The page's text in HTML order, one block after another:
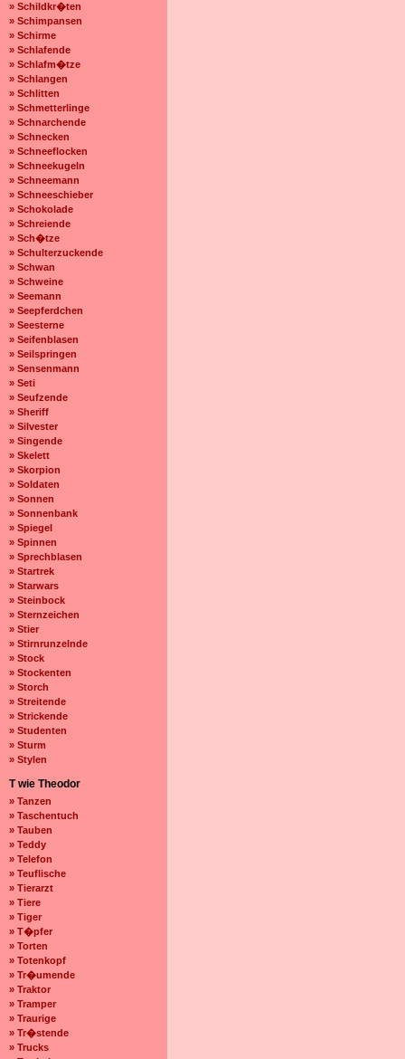
» Schildkr�ten
» Schimpansen
» Schirme
» Schlafende
» Schlafm�tze
» Schlangen
» Schlitten
» Schmetterlinge
» Schnarchende
» Schnecken
» Schneeflocken
» Schneekugeln
» Schneemann
» Schneeschieber
» Schokolade
» Schreiende
» Sch�tze
» Schulterzuckende
» Schwan
» Schweine
» Seemann
» Seepferdchen
» Seesterne
» Seifenblasen
» Seilspringen
» Sensenmann
» Seti
» Seufzende
» Sheriff
» Silvester
» Singende
» Skelett
» Skorpion
» Soldaten
» Sonnen
» Sonnenbank
» Spiegel
» Spinnen
» Sprechblasen
» Startrek
» Starwars
» Steinbock
» Sternzeichen
» Stier
» Stirnrunzelnde
» Stock
» Stockenten
» Storch
» Streitende
» Strickende
» Studenten
» Sturm
» Stylen
T wie Theodor
» Tanzen
» Taschentuch
» Tauben
» Teddy
» Telefon
» Teuflische
» Tierarzt
» Tiere
» Tiger
» T�pfer
» Torten
» Totenkopf
» Tr�umende
» Traktor
» Tramper
» Traurige
» Tr�stende
» Trucks